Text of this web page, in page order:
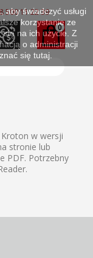
500 11 22 39
0
w wersji
stronie lub
PDF. Potrzebny
aby świadczyć usługi
korzystanie ze
się na ich użycie. Z
o administracji
się tutaj.